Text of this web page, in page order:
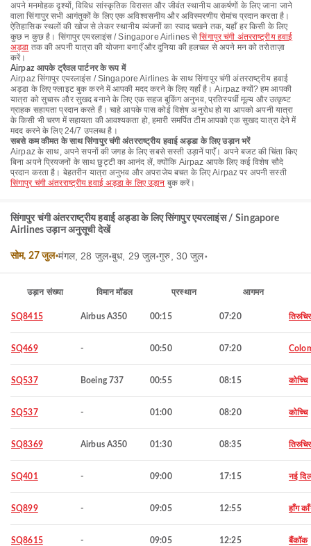
अपने मनमोहक दृश्यों, विविध सांस्कृतिक विरासत और जीवंत स्थानीय आकर्षणों के लिए जाना जाने
वाला सिंगापुर सभी आगंतुकों के लिए एक अविश्वसनीय और अविस्मरणीय रोमांच प्रदान करता है।
ऐतिहासिक स्थलों की खोज से लेकर स्थानीय व्यंजनों का स्वाद चखने तक, यहाँ हर किसी के लिए
कुछ न कुछ है। सिंगापुर एयरलाइंस / Singapore Airlines सेसिंगापुर चंगी अंतरराष्ट्रीय हवाई
अड्डा तक की अपनी यात्रा की योजना बनाएँ और दुनिया की हलचल से अपने मन को तरोताज़ा
करें।
Airpaz आपके ट्रैवल पार्टनर के रूप में
Airpaz सिंगापुर एयरलाइंस / Singapore Airlines के साथ सिंगापुर चंगी अंतरराष्ट्रीय हवाई
अड्डा के लिए फ्लाइट बुक करने में आपकी मदद करने के लिए यहाँ है। Airpaz क्यों? हम आपकी
यात्रा को सुचारू और सुखद बनाने के लिए एक सहज बुकिंग अनुभव, प्रतिस्पर्धी मूल्य और उत्कृष्ट
ग्राहक सहायता प्रदान करते हैं। चाहे आपके पास कोई विशेष अनुरोध हो या आपको अपनी यात्रा
के किसी भी चरण में सहायता की आवश्यकता हो, हमारी समर्पित टीम आपको एक सुखद यात्रा देने में
मदद करने के लिए 24/7 उपलब्ध है।
सबसे कम कीमत के साथ सिंगापुर चंगी अंतरराष्ट्रीय हवाई अड्डा के लिए उड़ान भरें
Airpaz के साथ, अपने सपनों की जगह के लिए सबसे सस्ती उड़ानें पाएँ। अपने बजट की चिंता किए
बिना अपने प्रियजनों के साथ छुट्टी का आनंद लें, क्योंकि Airpaz आपके लिए कई विशेष सौदे
प्रदान करता है। बेहतरीन यात्रा अनुभव और अपराजेय बचत के लिए Airpaz पर अपनी सस्ती
सिंगापुर चंगी अंतरराष्ट्रीय हवाई अड्डा के लिए उड़ान बुक करें।
सिंगापुर चंगी अंतरराष्ट्रीय हवाई अड्डा के लिए सिंगापुर एयरलाइंस / Singapore
Airlines उड़ान अनुसूची देखें
सोम, 27 जुल॰मंगल, 28 जुल॰बुध, 29 जुल॰गुरु, 30 जुल॰
उड़ान संख्या विमान मॉडल प्रस्थान आगमन
SQ8415 Airbus A350 00:15 07:20
SQ469 - 00:50 07:20
SQ537 Boeing 737 00:55 08:15 कोच्चि
SQ537 - 01:00 08:20 कोच्चि
SQ8369 Airbus A350 01:30 08:35
SQ401 - 09:00 17:15 नई
SQ899 - 09:05 12:55 हाँग
SQ8615 - 09:05 12:25 बैंकॉक